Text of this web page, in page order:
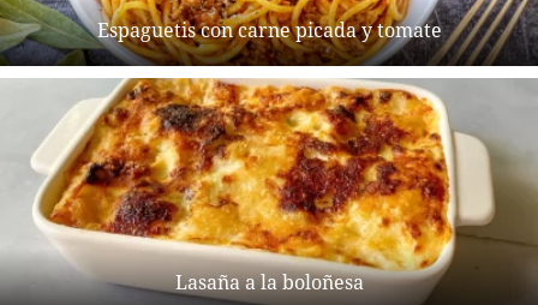
Espaguetis con carne picada y tomate
Lasaña a la boloñesa